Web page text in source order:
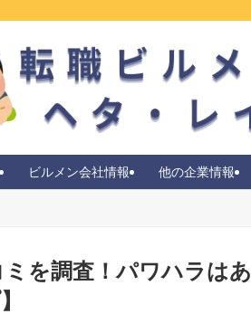
ビルメン会社情報 他の企業情報
を調査！パワハラはあ